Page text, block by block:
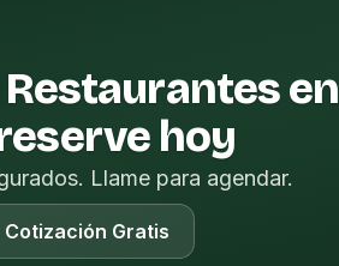
en
hoy
Llame para agendar.
Cotización Gratis